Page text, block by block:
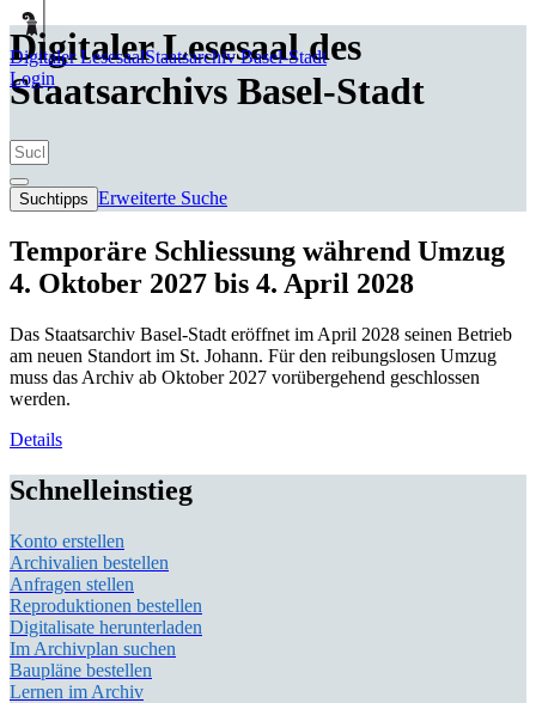
Digitaler LesesaalStaatsarchiv Basel-Stadt
Login
Digitaler Lesesaal des
Staatsarchivs Basel-Stadt
Suchtipps Erweiterte Suche
Temporäre Schliessung während Umzug
4. Oktober 2027 bis 4. April 2028
Das Staatsarchiv Basel-Stadt eröffnet im April 2028 seinen Betrieb
am neuen Standort im St. Johann. Für den reibungslosen Umzug
muss das Archiv ab Oktober 2027 vorübergehend geschlossen
werden.
Details
Schnelleinstieg
Konto erstellen
Archivalien bestellen
Anfragen stellen
Reproduktionen bestellen
Digitalisate herunterladen
Im Archivplan suchen
Baupläne bestellen
Lernen im Archiv